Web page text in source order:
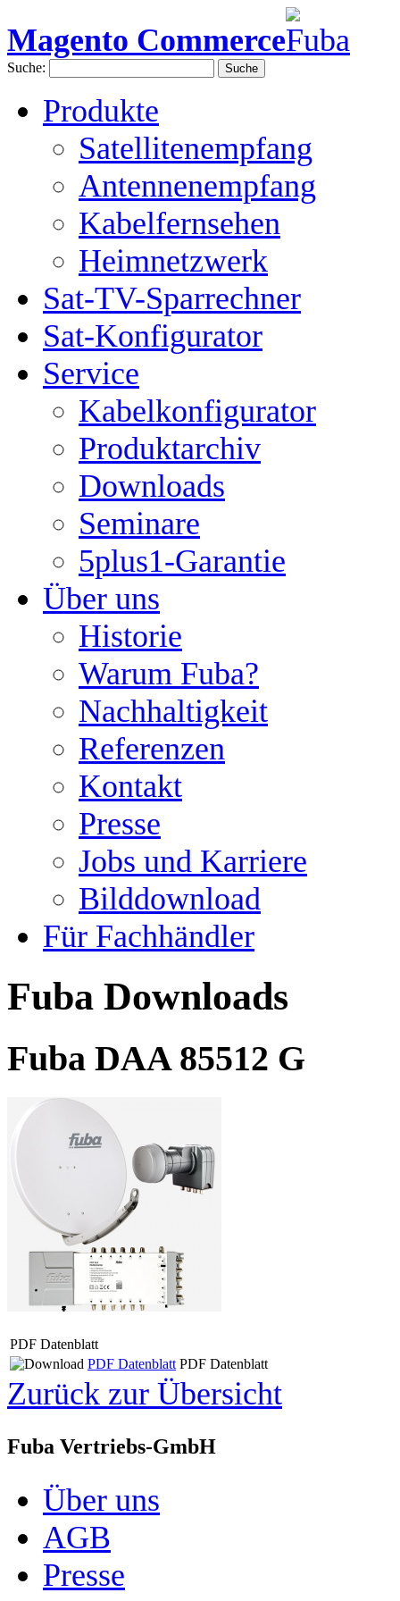
Magento Commerce
Suche: Suche
Produkte
Satellitenempfang
Antennenempfang
Kabelfernsehen
Heimnetzwerk
Sat-TV-Sparrechner
Sat-Konfigurator
Service
Kabelkonfigurator
Produktarchiv
Downloads
Seminare
5plus1-Garantie
Über uns
Historie
Warum Fuba?
Nachhaltigkeit
Referenzen
Kontakt
Presse
Jobs und Karriere
Bilddownload
Für Fachhändler
Fuba Downloads
Fuba DAA 85512 G
PDF Datenblatt
PDF Datenblatt PDF Datenblatt
Zurück zur Übersicht
Fuba Vertriebs-GmbH
Über uns
AGB
Presse